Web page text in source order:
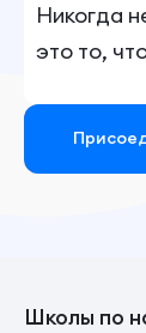
Никогда
это то,
Школы по